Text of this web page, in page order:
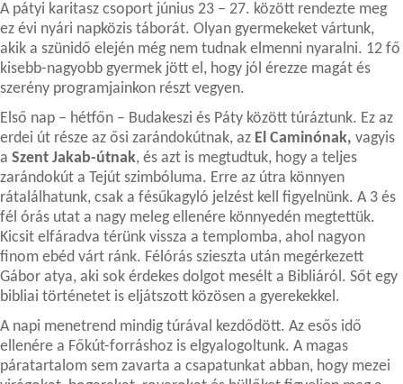
A pátyi karitasz csoport június 23 – 27. között rendezte meg
ez évi nyári napközis táborát. Olyan gyermekeket vártunk,
akik a szünidő elején még nem tudnak elmenni nyaralni. 12 fő
kisebb-nagyobb gyermek jött el, hogy jól érezze magát és
szerény programjainkon részt vegyen.
Első nap – hétfőn – Budakeszi és Páty között túráztunk. Ez az
erdei út része az ősi zarándokútnak, az El Caminónak, vagyis
a Szent Jakab-útnak, és azt is megtudtuk, hogy a teljes
zarándokút a Tejút szimbóluma. Erre az útra könnyen
rátalálhatunk, csak a fésűkagyló jelzést kell figyelnünk. A 3 és
fél órás utat a nagy meleg ellenére könnyedén megtettük.
Kicsit elfáradva térünk vissza a templomba, ahol nagyon
finom ebéd várt ránk. Félórás szieszta után megérkezett
Gábor atya, aki sok érdekes dolgot mesélt a Bibliáról. Sőt egy
bibliai történetet is eljátszott közösen a gyerekekkel.
A napi menetrend mindig túrával kezdődött. Az esős idő
ellenére a Főkút-forráshoz is elgyalogoltunk. A magas
páratartalom sem zavarta a csapatunkat abban, hogy mezei